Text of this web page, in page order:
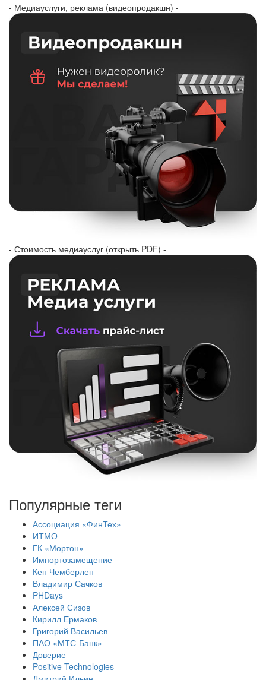
- Медиауслуги, реклама (видеопродакшн) -
- Стоимость медиауслуг (открыть PDF) -
Популярные теги
Ассоциация «ФинТех»
ИТМО
ГК «Мортон»
Импортозамещение
Кен Чемберлен
Владимир Сачков
PHDays
Алексей Сизов
Кирилл Ермаков
Григорий Васильев
ПАО «МТС-Банк»
Доверие
Positive Technologies